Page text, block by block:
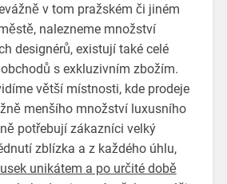
v tom pražském či jiném
nalezneme množství
designérů, existují také celé
s exkluzivním zbožím.
větší místnosti, kde prodeje
menšího množství luxusního
potřebují zákazníci velký
zblízka a z každého úhlu,
unikátem a po určité době